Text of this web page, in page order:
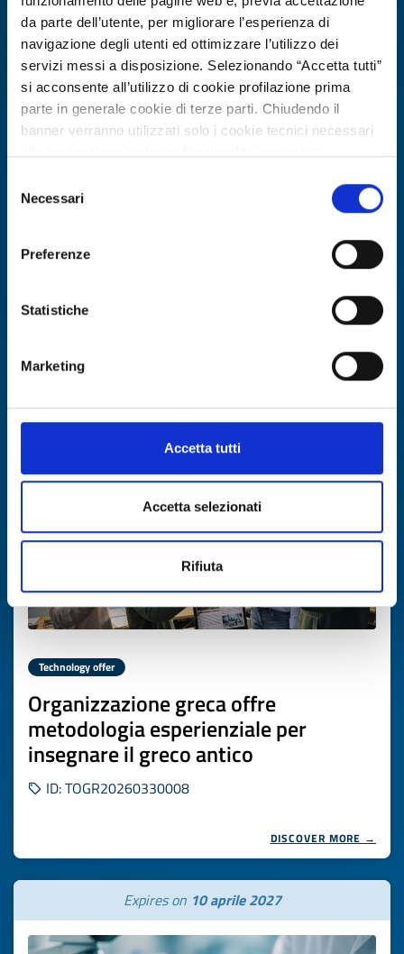
da parte dell’utente, per migliorare l’esperienza di
navigazione degli utenti ed ottimizzare l’utilizzo dei
servizi messi a disposizione. Selezionando “Accetta tutti”
si acconsente all’utilizzo di cookie profilazione prima
parte in generale cookie di terze parti. Chiudendo il
banner verranno utilizzati solo i cookie tecnici necessari
Per conoscere i dettagli, consulta la nostra cookie policy.
https://www.openinnovation.regione.lombardia.it/it/co
https://www.openinnovation.regione.lombardia.it/it/pr
delNecessari
Preferenze
Statistiche
Marketing
Accetta tutti
Accetta selezionati
Rifiuta
Technology offer
PMI francese produttrice di DPI CBRN
e decontaminazione cerca partner
ID: TOFR20260331027
DISCOVER MORE →
Technology offer
Organizzazione greca offre
metodologia esperienziale per
insegnare il greco antico
ID: TOGR20260330008
DISCOVER MORE →
Expires on 10 aprile 2027